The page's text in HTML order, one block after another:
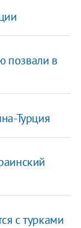
позвали в
Турция
с турками